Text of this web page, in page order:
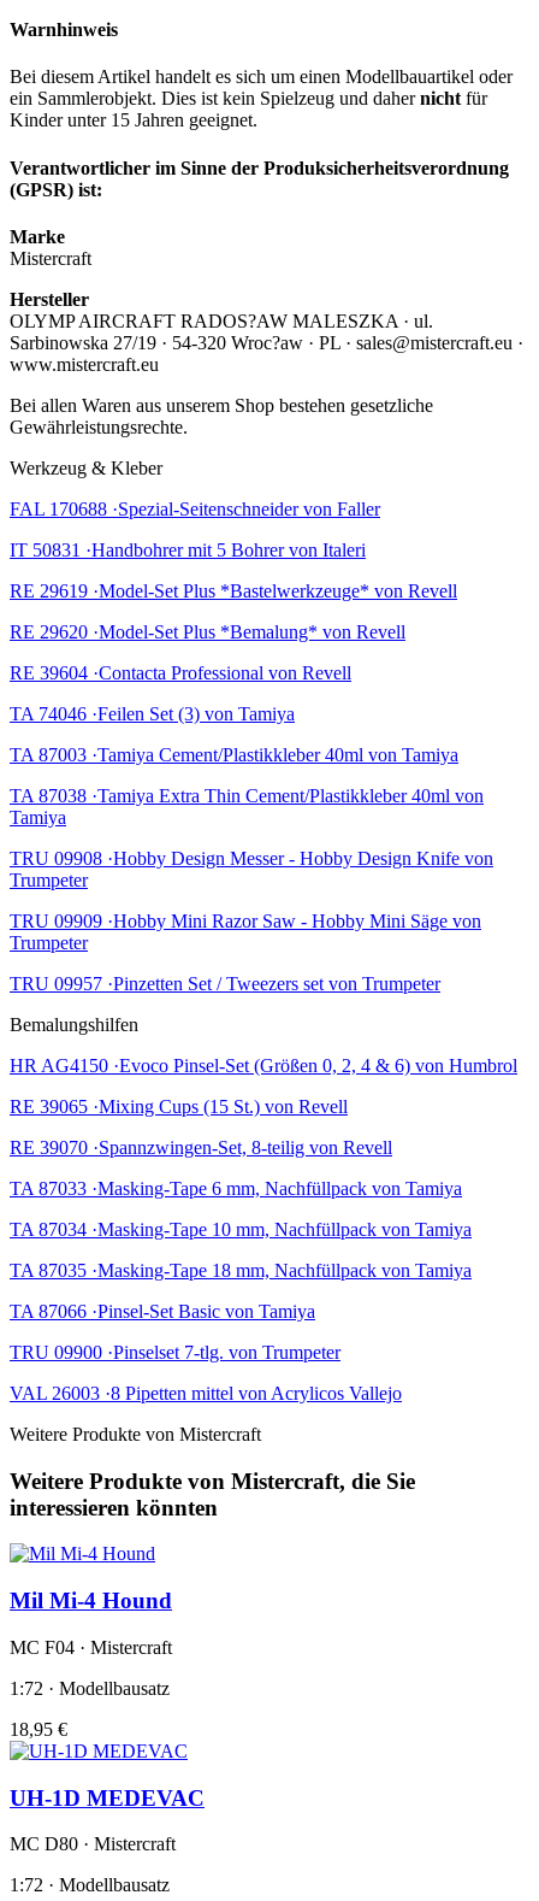
Warnhinweis
Bei diesem Artikel handelt es sich um einen Modellbauartikel oder
ein Sammlerobjekt. Dies ist kein Spielzeug und dahernicht für
Kinder unter 15 Jahren geeignet.
Verantwortlicher im Sinne der Produksicherheitsverordnung
(GPSR) ist:
Marke
Mistercraft
Hersteller
OLYMP AIRCRAFT RADOS?AW MALESZKA · ul.
Sarbinowska 27/19 · 54-320 Wroc?aw · PL · sales@mistercraft.eu ·
www.mistercraft.eu
Bei allen Waren aus unserem Shop bestehen gesetzliche
Gewährleistungsrechte.
Werkzeug & Kleber
FAL 170688 ·Spezial-Seitenschneider von Faller
IT 50831 ·Handbohrer mit 5 Bohrer von Italeri
RE 29619 ·Model-Set Plus *Bastelwerkzeuge* von Revell
RE 29620 ·Model-Set Plus *Bemalung* von Revell
RE 39604 ·Contacta Professional von Revell
TA 74046 ·Feilen Set (3) von Tamiya
TA 87003 ·Tamiya Cement/Plastikkleber 40ml von Tamiya
TA 87038 ·Tamiya Extra Thin Cement/Plastikkleber 40ml von
Tamiya
TRU 09908 ·Hobby Design Messer - Hobby Design Knife von
Trumpeter
TRU 09909 ·Hobby Mini Razor Saw - Hobby Mini Säge von
Trumpeter
TRU 09957 ·Pinzetten Set / Tweezers set von Trumpeter
Bemalungshilfen
HR AG4150 ·Evoco Pinsel-Set (Größen 0, 2, 4 & 6) von Humbrol
RE 39065 ·Mixing Cups (15 St.) von Revell
RE 39070 ·Spannzwingen-Set, 8-teilig von Revell
TA 87033 ·Masking-Tape 6 mm, Nachfüllpack von Tamiya
TA 87034 ·Masking-Tape 10 mm, Nachfüllpack von Tamiya
TA 87035 ·Masking-Tape 18 mm, Nachfüllpack von Tamiya
TA 87066 ·Pinsel-Set Basic von Tamiya
TRU 09900 ·Pinselset 7-tlg. von Trumpeter
VAL 26003 ·8 Pipetten mittel von Acrylicos Vallejo
Weitere Produkte von Mistercraft
Weitere Produkte von Mistercraft, die Sie
interessieren könnten
Mil Mi-4 Hound
MC F04 · Mistercraft
1:72 · Modellbausatz
18,95 €
UH-1D MEDEVAC
MC D80 · Mistercraft
1:72 · Modellbausatz